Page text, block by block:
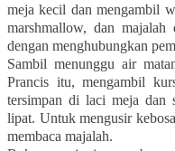
meja kecil dan mengambil
marshmallow, dan majalah
dengan menghubungkan
Sambil menunggu air
Prancis itu, mengambil
tersimpan di laci meja dan
lipat. Untuk mengusir
membaca majalah.